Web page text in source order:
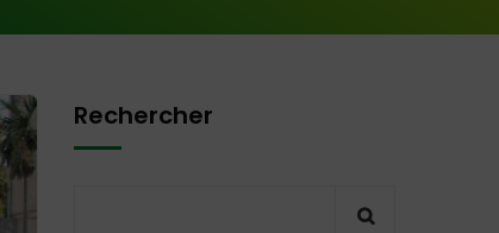
Rechercher